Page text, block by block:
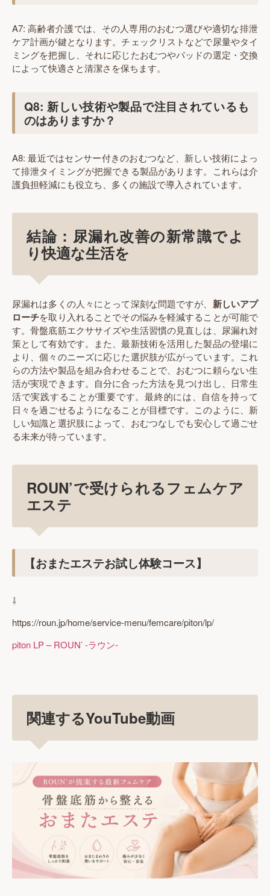
A7: 高齢者介護では、その人専用のおむつ選びや適切な排泄
ケア計画が鍵となります。チェックリストなどで尿量やタイ
ミングを把握し、それに応じたおむつやパッドの選定・交換
によって快適さと清潔さを保ちます。
Q8: 新しい技術や製品で注目されているも
のはありますか？
A8: 最近ではセンサー付きのおむつなど、新しい技術によっ
て排泄タイミングが把握できる製品があります。これらは介
護負担軽減にも役立ち、多くの施設で導入されています。
結論：尿漏れ改善の新常識でよ
り快適な生活を
尿漏れは多くの人々にとって深刻な問題ですが、 新しいアプ
ローチを取り入れることでその悩みを軽減することが可能で
す。骨盤底筋エクササイズや生活習慣の見直しは、尿漏れ対
策として有効です。また、最新技術を活用した製品の登場に
より、個々のニーズに応じた選択肢が広がっています。これ
らの方法や製品を組み合わせることで、おむつに頼らない生
活が実現できます。自分に合った方法を見つけ出し、日常生
活で実践することが重要です。最終的には、自信を持って
日々を過ごせるようになることが目標です。このように、新
しい知識と選択肢によって、おむつなしでも安心して過ごせ
る未来が待っています。
ROUN’で受けられるフェムケア
エステ
【おまたエステお試し体験コース】
⇩
https://roun.jp/home/service-menu/femcare/piton/lp/
piton LP – ROUN’ -ラウン-
関連するYouTube動画